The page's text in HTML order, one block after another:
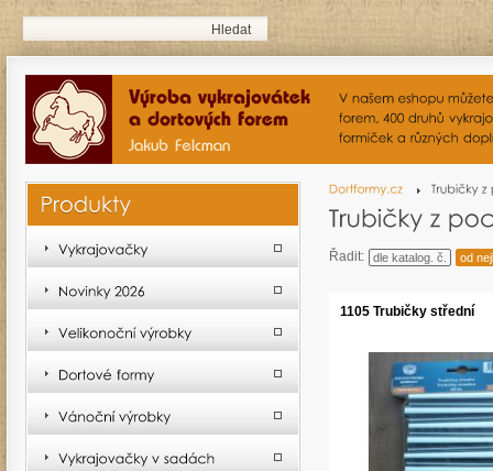
Řadit: dle katalog. č. od
1105 Trubičky střední